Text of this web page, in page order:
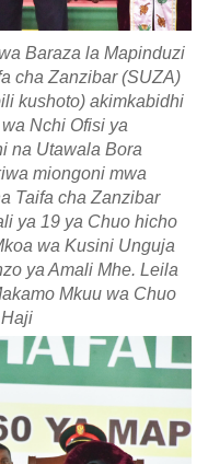
Baraza la Mapinduzi
cha Zanzibar (SUZA)
kushoto) akimkabidhi
Nchi Ofisi ya
na Utawala Bora
miongoni mwa
Taifa cha Zanzibar
ya 19 ya Chuo hicho
wa Kusini Unguja
ya Amali Mhe. Leila
Mkuu wa Chuo